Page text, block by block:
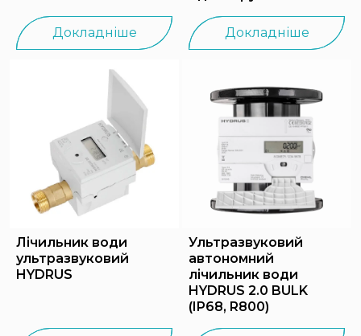
Докладніше Докладніше
Лічильник води
ультразвуковий
HYDRUS
Ультразвуковий
автономний
лічильник води
HYDRUS 2.0 BULK
(IP68, R800)